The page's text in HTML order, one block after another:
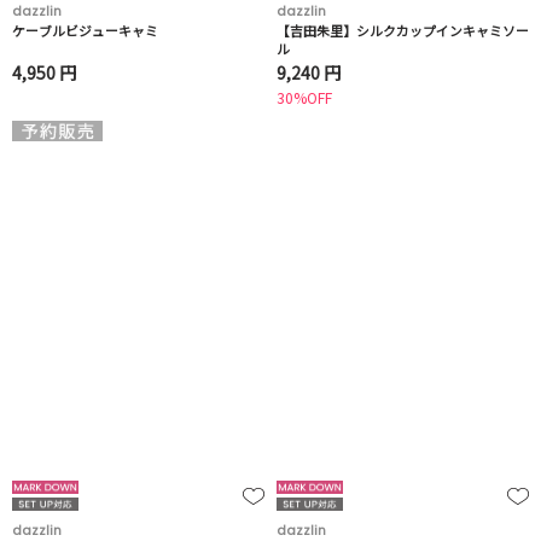
dazzlin
ケーブルビジューキャミ
4,950 円
dazzlin
【吉田朱里】シルクカップインキャミソー
ル
9,240 円
30%OFF
dazzlin
dazzlin